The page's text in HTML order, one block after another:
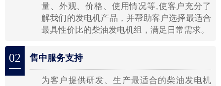
量、外观、价格、使用情况等,使客户充分了
解我们的发电机产品，并帮助客户选择最适合
最具性价比的柴油发电机组，满足日常需求。
02 售中服务支持
为客户提供研发、生产最适合的柴油发电机